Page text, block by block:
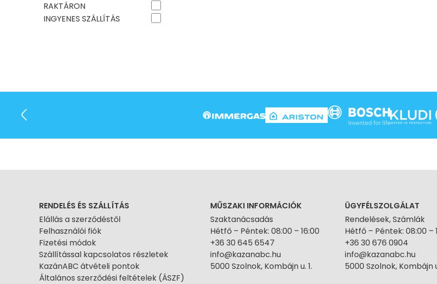
RAKTÁRON
INGYENES SZÁLLÍTÁS
RENDELÉS ÉS SZÁLLÍTÁS
Elállás a szerződéstől
Felhasználói fiók
Fizetési módok
Szállítással kapcsolatos részletek
KazánABC átvételi pontok
Általános szerződési feltételek (ÁSZF)
MŰSZAKI INFORMÁCIÓK
Szaktanácsadás
Hétfő – Péntek: 08:00 – 16:00
+36 30 645 6547
info@kazanabc.hu
5000 Szolnok, Kombájn u. 1.
ÜGYFÉLSZOLGÁLAT
Rendelések, Számlák
Hétfő – Péntek: 08:00 –
+36 30 676 0904
info@kazanabc.hu
5000 Szolnok, Kombájn